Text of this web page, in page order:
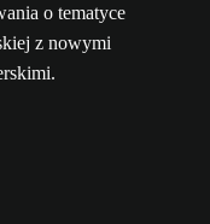
o tematyce
z nowymi